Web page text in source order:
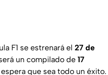
F1 se estrenará el 27 de
un compilado de 17
que sea todo un éxito.